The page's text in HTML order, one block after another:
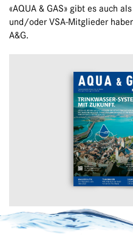
«AQUA & GAS» gibt es auch
und/oder VSA-Mitglieder
A&G.